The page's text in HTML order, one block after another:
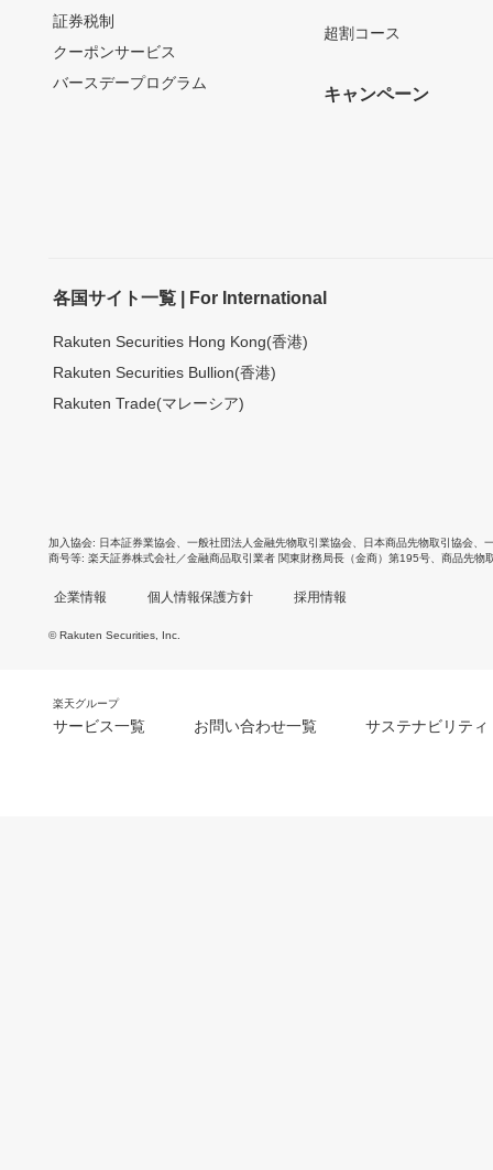
証券税制
クーポンサービス
バースデープログラム
超割コース
キャンペーン
各国サイト一覧 | For International
Rakuten Securities Hong Kong(香港)
Rakuten Securities Bullion(香港)
Rakuten Trade(マレーシア)
加入協会 日本証券業協会 一般社団法人金融先物取引業協会 日本商品先物取引協会
商号等 楽天証券株式会社／金融商品取引業者 関東財務局長（金商）第195号、商品先物
企業情報 個人情報保護方針 採用情報
© Rakuten Securities, Inc.
楽天グループ
サービス一覧 お問い合わせ一覧 サステナビリティ